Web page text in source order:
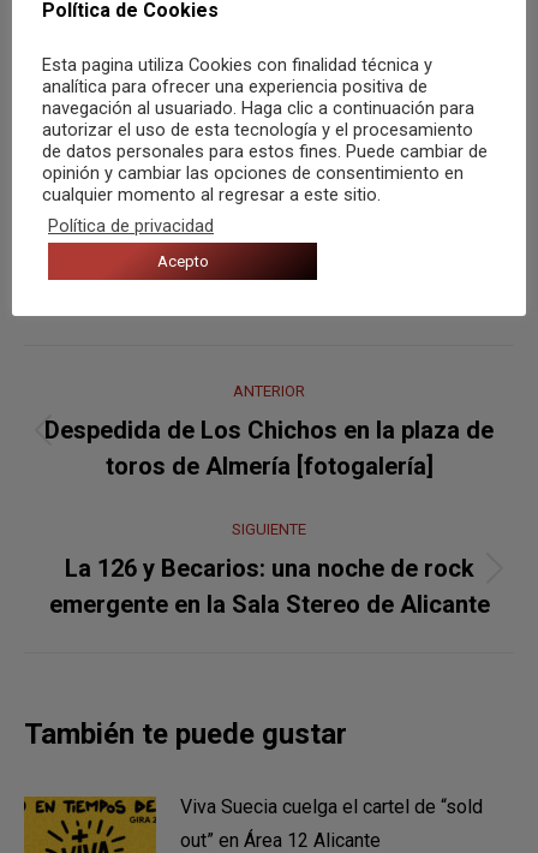
Autor:colaborador mz
entre
publicaciones
ANTERIOR
Publicación
anterior:
Despedida de Los Chichos en la plaza de
toros de Almería [fotogalería]
SIGUIENTE
Publicación
siguiente:
La 126 y Becarios: una noche de rock
emergente en la Sala Stereo de Alicante
También te puede gustar
Viva Suecia cuelga el cartel de “sold
out” en Área 12 Alicante
Política de Cookies
Esta pagina utiliza Cookies con finalidad técnica y
analítica para ofrecer una experiencia positiva de
navegación al usuariado. Haga clic a continuación para
autorizar el uso de esta tecnología y el procesamiento
de datos personales para estos fines. Puede cambiar de
opinión y cambiar las opciones de consentimiento en
cualquier momento al regresar a este sitio.
Política de privacidad
Acepto